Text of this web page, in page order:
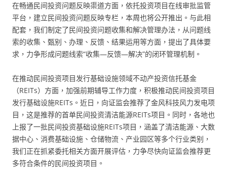
在畅通民间投资问题反映渠道方面，依托投资项目在线审批监管
平台，建立民间投资问题反映专栏，本周也将公开推出。与此相
配套，我们制定了民间投资问题收集和解决管理办法，从问题线
索的收集、甄别、办理、反馈、结果运用等方面，提出了具体要
求，力争形成问题线索“收集—反馈—解决”的闭环管理机制。
在推动民间投资项目发行基础设施领域不动产投资信托基金
（REITs）方面，加强前期辅导工作力度，积极推动民间投资项目
发行基础设施REITs。近日，向证监会推荐了金风科技风力发电项
目，这是推荐的首单民间投资清洁能源REITs项目。同时，各地也
上报了一批民间投资基础设施REITs项目，涵盖了清洁能源、大数
据中心、消费基础设施、仓储物流、产业园区等多个行业类别，
我们正在抓紧委托相关方面开展评估，力争尽快向证监会推荐更
多符合条件的民间投资项目。